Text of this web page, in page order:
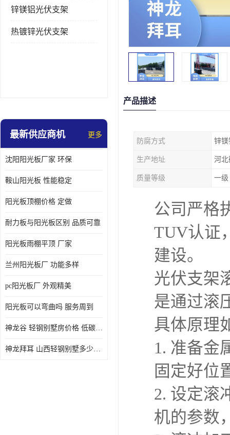
锌镁铝光伏支架
热镀锌光伏支架
最新供应商机 更多
沈阳阳光板厂家 环保
鞍山阳光板 性能稳定
阳光板顶棚价格 定做
耐力板与阳光板区别 品质可靠
阳光板雨棚平顶 厂家
兰州阳光板厂 功能多样
pc阳光板厂 外观精美
阳光板可以弯曲吗 服务周到
神龙谷 轻钢别墅房价格 低碳环保
神龙拜耳 山西轻钢别墅多少钱 施工快捷
产品描述
防腐方式 锌镁
生产地址 河北
质量等级 一级
公司严格
TUV认证
建设。
光伏支架
是通过滚
具体原理
1. 准备金
固定好位
2. 设定滚
机的参数